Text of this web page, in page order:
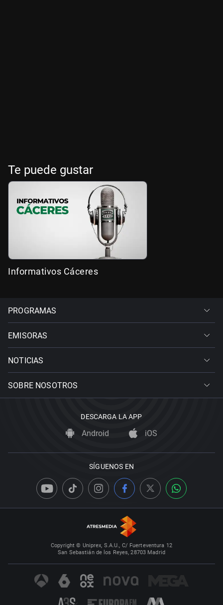
Te puede gustar
Informativos Cáceres
PROGRAMAS
EMISORAS
NOTICIAS
SOBRE NOSOTROS
DESCARGA LA APP
Android iOS
SÍGUENOS EN
Copyright © Uniprex, S.A.U., C/ Fuerteventura 12
San Sebastián de los Reyes, 28703 Madrid